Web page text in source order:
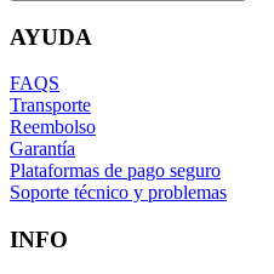
AYUDA
FAQS
Transporte
Reembolso
Garantía
Plataformas de pago seguro
Soporte técnico y problemas
INFO